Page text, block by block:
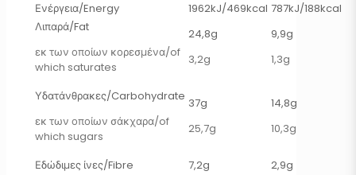
Ενέργεια/Energy
1962kJ/469kcal 787kJ/188kcal
Λιπαρά/Fat
εκ των οποίων κορεσμένα/of
which saturates
24,8g
3,2g
9,9g
1,3g
Υδατάνθρακες/Carbohydrate
εκ των οποίων σάκχαρα/of
which sugars
37g
25,7g
14,8g
10,3g
Εδώδιμες ίνες/Fibre 7,2g
2,9g